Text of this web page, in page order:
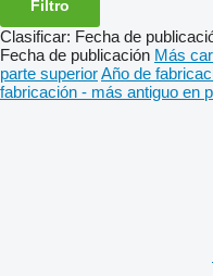
Filtro
Clasificar: Fecha de
Fecha de publicación Más
parte superiorAño de
fabricación - más antiguo en